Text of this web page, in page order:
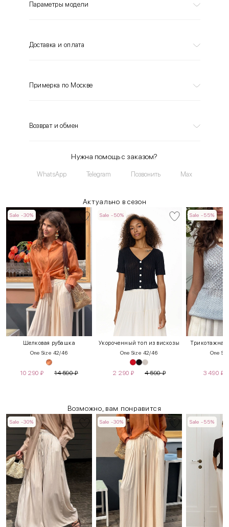
Параметры модели
Доставка и оплата
Примерка по Москве
Возврат и обмен
Нужна помощь с заказом?
WhatsApp Telegram Позвонить Max
Актуально в сезон
Sale -30%
Шелковая рубашка
One Size 42/46
10 290 ₽ 14 590₽
Sale -50%
Укороченный топ из вискозы
One Size 42/46
2 290 ₽ 4 590₽
Sale -55%
One
3 490 ₽
Возможно, вам понравится
Sale -30% Sale -30% Sale -55%